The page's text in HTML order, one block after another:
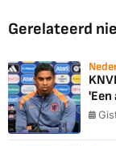
Gerelateerd
'Een